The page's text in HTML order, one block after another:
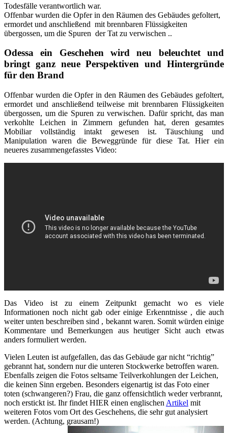
Todesfälle verantwortlich war.
Offenbar wurden die Opfer in den Räumen des Gebäudes gefoltert,
ermordet und anschließend mit brennbaren Flüssigkeiten
übergossen, um die Spuren der Tat zu verwischen ..
Odessa ein Geschehen wird neu beleuchtet und
bringt ganz neue Perspektiven und Hintergründe
für den Brand
Offenbar wurden die Opfer in den Räumen des Gebäudes gefoltert,
ermordet und anschließend teilweise mit brennbaren Flüssigkeiten
übergossen, um die Spuren zu verwischen. Dafür spricht, das man
verkohlte Leichen in Zimmern gefunden hat, deren gesamtes
Mobiliar vollständig intakt gewesen ist. Täuschiung und
Manipulation waren die Beweggründe für diese Tat. Hier ein
neueres zusammengefasstes Video:
Das Video ist zu einem Zeitpunkt gemacht wo es viele
Informationen noch nicht gab oder einige Erkenntnisse , die auch
weiter unten beschreiben sind , bekannt waren. Somit würden einige
Kommentare und Bemerkungen aus heutiger Sicht auch etwas
anders formuliert werden.
Vielen Leuten ist aufgefallen, das das Gebäude gar nicht “richtig”
gebrannt hat, sondern nur die unteren Stockwerke betroffen waren.
Ebenfalls zeigen die Fotos seltsame Teilverkohlungen der Leichen,
die keinen Sinn ergeben. Besonders eigenartig ist das Foto einer
toten (schwangeren?) Frau, die ganz offensichtlich weder verbrannt,
noch erstickt ist. Ihr findet HIER einen englischen Artikel mit
weiteren Fotos vom Ort des Geschehens, die sehr gut analysiert
werden. (Achtung, grausam!)